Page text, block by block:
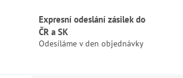
Expresní odeslání zásilek do
ČR a SK
Odesíláme v den objednávky